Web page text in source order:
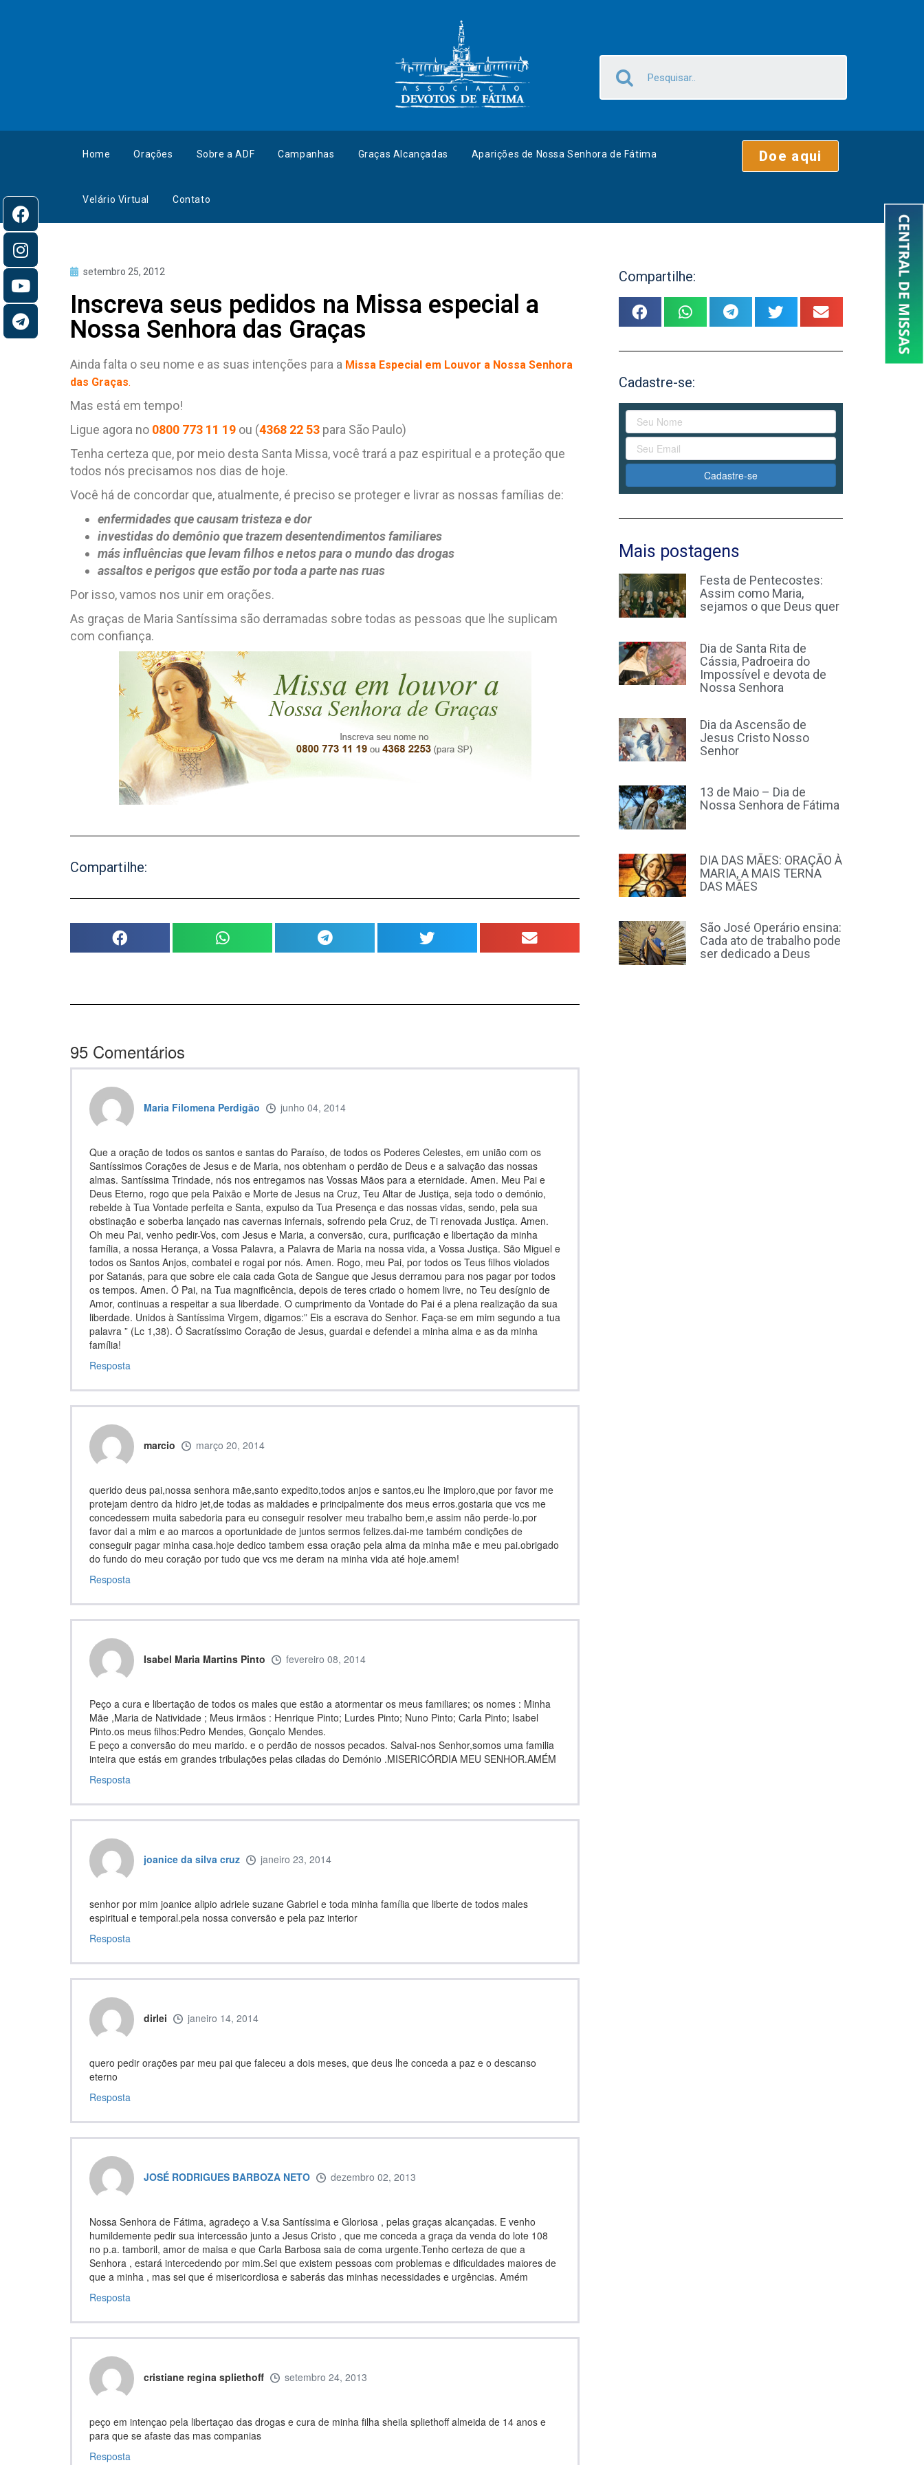
Home Orações Sobre a ADF Campanhas Graças Alcançadas Aparições de Nossa Senhora de Fátima
Velário Virtual Contato
Doe aqui
setembro 25, 2012
Inscreva seus pedidos na Missa especial a
Nossa Senhora das Graças
Ainda falta o seu nome e as suas intenções para a Missa Especial em Louvor a Nossa Senhora
das Graças.
Mas está em tempo!
Ligue agora no 0800 773 11 19 ou (4368 22 53 para São Paulo)
Tenha certeza que, por meio desta Santa Missa, você trará a paz espiritual e a proteção que
todos nós precisamos nos dias de hoje.
Você há de concordar que, atualmente, é preciso se proteger e livrar as nossas famílias de:
enfermidades que causam tristeza e dor
investidas do demônio que trazem desentendimentos familiares
más influências que levam filhos e netos para o mundo das drogas
assaltos e perigos que estão por toda a parte nas ruas
Por isso, vamos nos unir em orações.
As graças de Maria Santíssima são derramadas sobre todas as pessoas que lhe suplicam
com confiança.
Compartilhe:
95 Comentários
Maria Filomena Perdigão junho 04, 2014
Que a oração de todos os santos e santas do Paraíso, de todos os Poderes Celestes, em união com os
Santíssimos Corações de Jesus e de Maria, nos obtenham o perdão de Deus e a salvação das nossas
almas. Santíssima Trindade, nós nos entregamos nas Vossas Mãos para a eternidade. Amen. Meu Pai e
Deus Eterno, rogo que pela Paixão e Morte de Jesus na Cruz, Teu Altar de Justiça, seja todo o demónio,
rebelde à Tua Vontade perfeita e Santa, expulso da Tua Presença e das nossas vidas, sendo, pela sua
obstinação e soberba lançado nas cavernas infernais, sofrendo pela Cruz, de Ti renovada Justiça. Amen.
Oh meu Pai, venho pedir-Vos, com Jesus e Maria, a conversão, cura, purificação e libertação da minha
família, a nossa Herança, a Vossa Palavra, a Palavra de Maria na nossa vida, a Vossa Justiça. São Miguel e
todos os Santos Anjos, combatei e rogai por nós. Amen. Rogo, meu Pai, por todos os Teus filhos violados
por Satanás, para que sobre ele caia cada Gota de Sangue que Jesus derramou para nos pagar por todos
os tempos. Amen. Ó Pai, na Tua magnificência, depois de teres criado o homem livre, no Teu desígnio de
Amor, continuas a respeitar a sua liberdade. O cumprimento da Vontade do Pai é a plena realização da sua
liberdade. Unidos à Santíssima Virgem, digamos:” Eis a escrava do Senhor. Faça-se em mim segundo a tua
palavra ” (Lc 1,38). Ó Sacratíssimo Coração de Jesus, guardai e defendei a minha alma e as da minha
família!
Resposta
marcio março 20, 2014
querido deus pai,nossa senhora mãe,santo expedito,todos anjos e santos,eu lhe imploro,que por favor me
protejam dentro da hidro jet,de todas as maldades e principalmente dos meus erros.gostaria que vcs me
concedessem muita sabedoria para eu conseguir resolver meu trabalho bem,e assim não perde-lo.por
favor dai a mim e ao marcos a oportunidade de juntos sermos felizes.dai-me também condições de
conseguir pagar minha casa.hoje dedico tambem essa oração pela alma da minha mãe e meu pai.obrigado
do fundo do meu coração por tudo que vcs me deram na minha vida até hoje.amem!
Resposta
Isabel Maria Martins Pinto fevereiro 08, 2014
Peço a cura e libertação de todos os males que estão a atormentar os meus familiares; os nomes : Minha
Mãe ,Maria de Natividade ; Meus irmãos : Henrique Pinto; Lurdes Pinto; Nuno Pinto; Carla Pinto; Isabel
Pinto.os meus filhos:Pedro Mendes, Gonçalo Mendes.
E peço a conversão do meu marido. e o perdão de nossos pecados. Salvai-nos Senhor,somos uma familia
inteira que estás em grandes tribulações pelas ciladas do Demónio .MISERICÓRDIA MEU SENHOR.AMÉM
Resposta
joanice da silva cruz janeiro 23, 2014
senhor por mim joanice alipio adriele suzane Gabriel e toda minha família que liberte de todos males
espiritual e temporal.pela nossa conversão e pela paz interior
Resposta
dirlei janeiro 14, 2014
quero pedir orações par meu pai que faleceu a dois meses, que deus lhe conceda a paz e o descanso
eterno
Resposta
JOSÉ RODRIGUES BARBOZA NETO dezembro 02, 2013
Nossa Senhora de Fátima, agradeço a V.sa Santíssima e Gloriosa , pelas graças alcançadas. E venho
humildemente pedir sua intercessão junto a Jesus Cristo , que me conceda a graça da venda do lote 108
no p.a. tamboril, amor de maisa e que Carla Barbosa saia de coma urgente.Tenho certeza de que a
Senhora , estará intercedendo por mim.Sei que existem pessoas com problemas e dificuldades maiores de
que a minha , mas sei que é misericordiosa e saberás das minhas necessidades e urgências. Amém
Resposta
cristiane regina spliethoff setembro 24, 2013
peço em intençao pela libertaçao das drogas e cura de minha filha sheila spliethoff almeida de 14 anos e
para que se afaste das mas companias
Resposta
Compartilhe:
Cadastre-se:
Cadastre-se
Mais postagens
Festa de Pentecostes:
Assim como Maria,
sejamos o que Deus quer
Dia de Santa Rita de
Cássia, Padroeira do
Impossível e devota de
Nossa Senhora
Dia da Ascensão de
Jesus Cristo Nosso
Senhor
13 de Maio – Dia de
Nossa Senhora de Fátima
DIA DAS MÃES: ORAÇÃO À
MARIA, A MAIS TERNA
DAS MÃES
São José Operário ensina:
Cada ato de trabalho pode
ser dedicado a Deus